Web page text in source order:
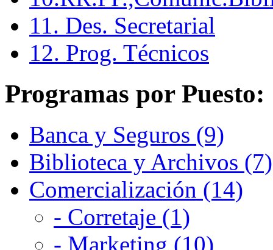
11. Des. Secretarial
12. Prog. Técnicos
Programas por Puesto:
Banca y Seguros (9)
Biblioteca y Archivos (7)
Comercialización (14)
- Corretaje (1)
- Marketing (10)